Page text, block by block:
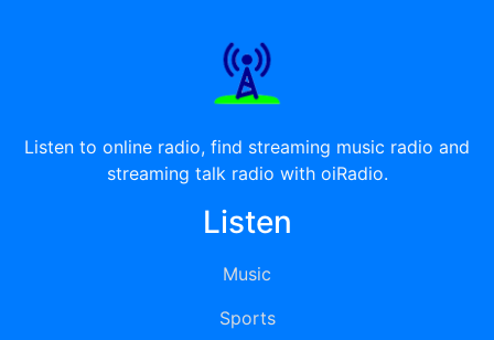
Listen to online radio, find streaming music radio and
streaming talk radio with oiRadio.
Listen
Music
Sports